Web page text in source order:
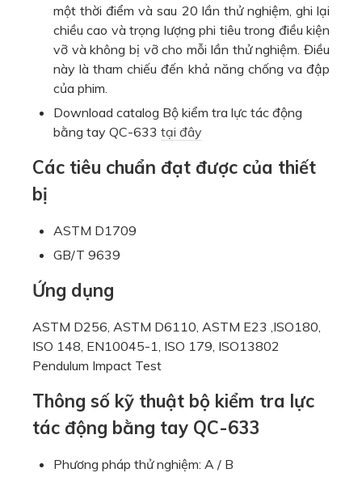
một thời điểm và sau 20 lần thử nghiệm, ghi lại
chiều cao và trọng lượng phi tiêu trong điều kiện
vỡ và không bị vỡ cho mỗi lần thử nghiệm. Điều
này là tham chiếu đến khả năng chống va đập
của phim.
Download catalog Bộ kiểm tra lực tác động
bằng tay QC-633 tại đây
Các tiêu chuẩn đạt được của thiết
bị
ASTM D1709
GB/T 9639
Ứng dụng
ASTM D256, ASTM D6110, ASTM E23 ,ISO180,
ISO 148, EN10045-1, ISO 179, ISO13802
Pendulum Impact Test
Thông số kỹ thuật bộ kiểm tra lực
tác động bằng tay QC-633
Phương pháp thử nghiệm: A / B